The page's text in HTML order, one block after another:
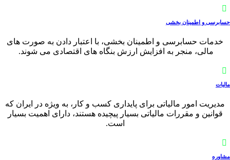
حسابرسی و اطمینان بخشی
خدمات حسابرسی و اطمینان بخشی، با اعتبار دادن به صورت های
مالی، منجر به افزایش ارزش بنگاه های اقتصادی می شوند.
مالیات
مدیریت امور مالیاتی برای پایداری کسب و کار، به ویژه در ایران که
قوانین و مقررات مالیاتی بسیار پیچیده هستند، دارای اهمیت بسیار
است.
مشاوره